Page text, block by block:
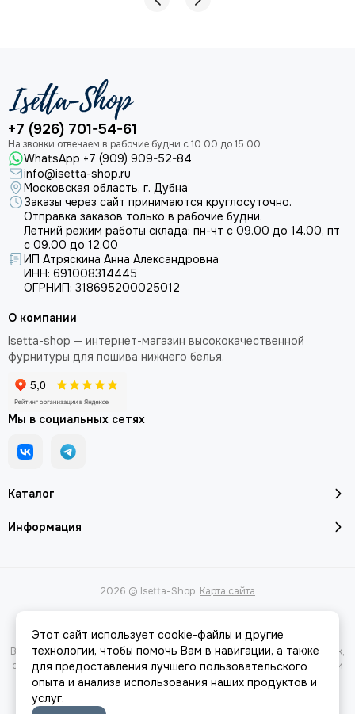
+7 (926) 701-54-61
WhatsApp +7 (909) 909-52-84
info@isetta-shop.ru
Московская область, г. Дубна
Заказы через сайт принимаются круглосуточно.
Отправка заказов только в рабочие будни.
Летний режим работы склада: пн-чт с 09.00 до 14.00, пт
с 09.00 до 12.00
ИП Атряскина Анна Александровна
ИНН: 691008314445
ОГРНИП: 318695200025012
Каталог
Информация
О компании
Isetta-shop — интернет-магазин высококачественной
фурнитуры для пошива нижнего белья.
Мы в социальных сетях
2026 © Isetta-Shop. Карта сайта
Вся представленная на сайте информация, касающаяся характеристик,
стоимости товаров и услуг, носит информационный характер и ни при
каких условиях не является публичной офертой, определяемой
положениями Статьи 437(2) Гражданского кодекса РФ.
Этот сайт использует cookie-файлы и другие
технологии, чтобы помочь Вам в навигации, а также
для предоставления лучшего пользовательского
опыта и анализа использования наших продуктов и
услуг.